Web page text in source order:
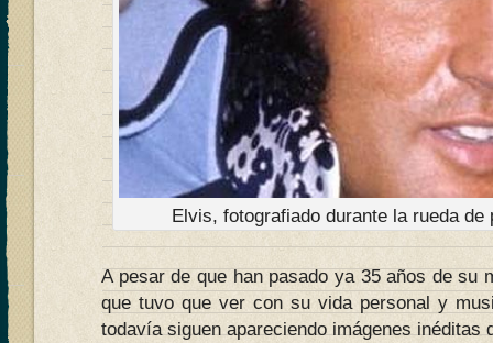
Elvis, fotografiado durante la rueda de
A pesar de que han pasado ya 35 años de su
que tuvo que ver con su vida personal y
todavía siguen apareciendo imágenes inéditas